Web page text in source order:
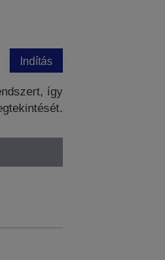
Indítás
így